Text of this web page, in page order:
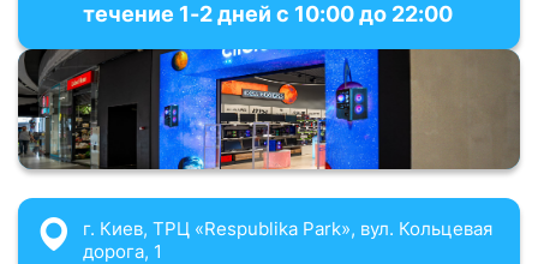
течение 1-2 дней с 10:00 до 22:00
г. Киев, ТРЦ «Respublika Park», вул. Кольцевая
дорога, 1